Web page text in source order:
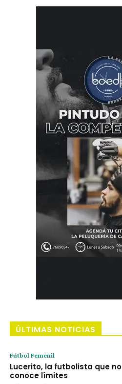
ÚLTIMAS NOTICIAS
Fútbol Femenil
Lucerito, la futbolista que no
conoce límites